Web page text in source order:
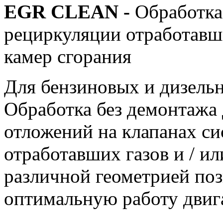
EGR CLEAN -
рециркуляции
камер сгорания
Для бензиновых и
Обработка без
отложений на клапанах
отработавших газов и /
различной геометрией
оптимальную работу